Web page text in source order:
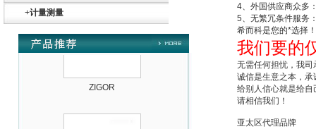
+计量测量
4、外国供应商众多
5、无繁冗条件服务
希而科是您的*选择
我们要的
无需任何担忧，我
诚信是生意之本，
给别人信心就是给自
请相信我们！
亚太区代理品牌